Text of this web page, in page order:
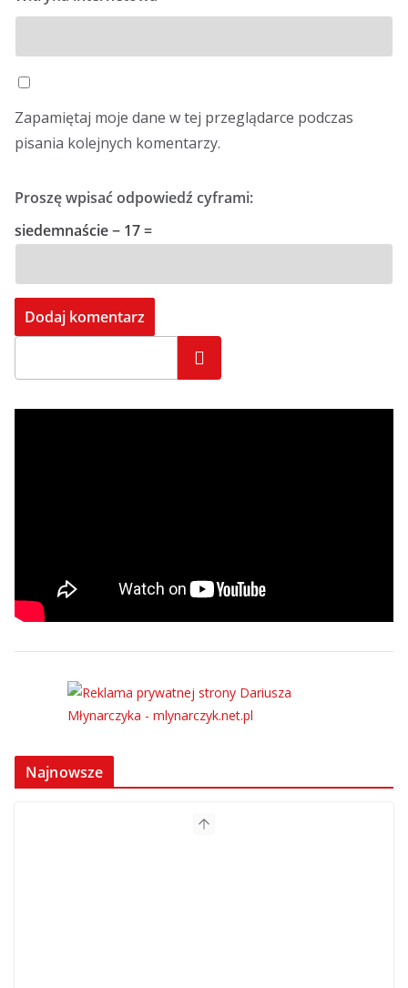
Zapamiętaj moje dane w tej przeglądarce podczas
pisania kolejnych komentarzy.
Proszę wpisać odpowiedź cyframi:
siedemnaście − 17 =
Szukaj
Najnowsze